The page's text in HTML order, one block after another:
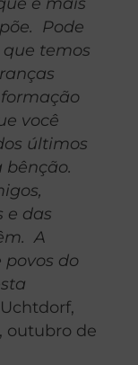
Pode
temos
você
últimos
bênção.
e das
A
povos do
outubro de